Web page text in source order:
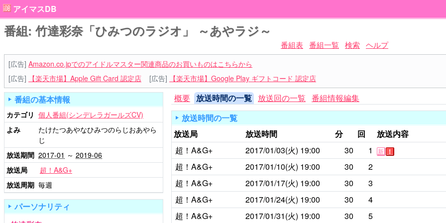
アイマスDB
番組: 竹達彩奈「ひみつのラジオ」 ～あやラジ～
番組表 番組一覧 検索 ヘルプ
[広告] Amazon.co.jpでのアイドルマスター関連商品のお買いものはこちらから
[広告]
【楽天市場】Apple Gift Card 認定店 [広告] 【楽天市場】Google Play ギフトコード 認定店
概要 放送時間の一覧 放送回の一覧 番組情報編集
放送時間の一覧
放送局
放送時間 分 回
放送内容
超！A&G+
2017/01/03(火) 19:00 30 1 新 ！
超！A&G+ 2017/01/10(火) 19:00 30
2
超！A&G+
2017/01/17(火) 19:00 30
3
超！A&G+
2017/01/24(火) 19:00 30
4
超！A&G+
2017/01/31(火) 19:00 30
5
番組の基本情報
カテゴリ 個人番組(シンデレラガールズCV)
よみ
たけたつあやなひみつのらじおあやら
じ
放送期間 2017-01 ～ 2019-06
放送局
超！A&G+
放送周期 毎週
パーソナリティ